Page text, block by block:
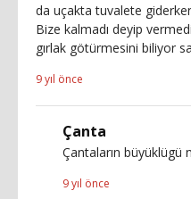
da uçakta tuvalete
Bize kalmadı deyip
gırlak götürmesini biliyor
9 yıl önce
Çanta
Çantaların büyüklügü
9 yıl önce